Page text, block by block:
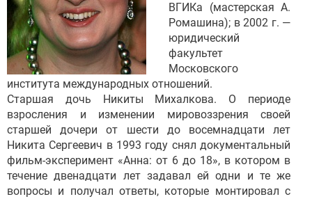
ВГИКа (мастерская А.
Ромашина); в 2002 г. —
юридический
факультет
Московского
института международных отношений.
Старшая дочь Никиты Михалкова. О периоде
взросления и изменении мировоззрения своей
старшей дочери от шести до восемнадцати лет
Никита Сергеевич в 1993 году снял документальный
фильм-эксперимент «Анна: от 6 до 18», в котором в
течение двенадцати лет задавал ей одни и те же
вопросы и получал ответы, которые монтировал с